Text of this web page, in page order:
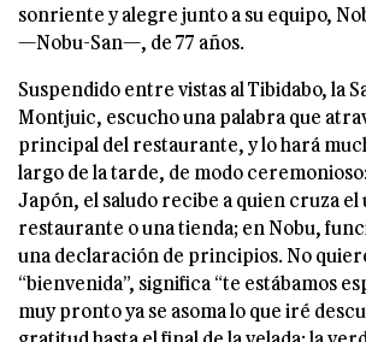
sonriente y alegre junto a su equipo,
—Nobu-San—, de 77 años.
Suspendido entre vistas al Tibidabo, la
Montjuic, escucho una palabra que
principal del restaurante, y lo hará
largo de la tarde, de modo ceremonioso:
Japón, el saludo recibe a quien cruza el
restaurante o una tienda; en Nobu,
una declaración de principios. No
“bienvenida”, significa “te estábamos
muy pronto ya se asoma lo que iré